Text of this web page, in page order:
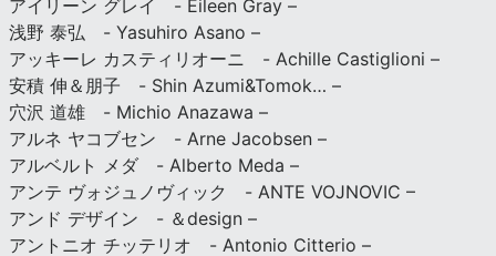
アイリーン グレイ - Eileen Gray –
浅野 泰弘 - Yasuhiro Asano –
アッキーレ カスティリオーニ - Achille Castiglioni –
安積 伸＆朋子 - Shin Azumi&Tomok… –
穴沢 道雄 - Michio Anazawa –
アルネ ヤコブセン - Arne Jacobsen –
アルベルト メダ - Alberto Meda –
アンテ ヴォジュノヴィック - ANTE VOJNOVIC –
アンド デザイン - ＆design –
アントニオ チッテリオ - Antonio Citterio –